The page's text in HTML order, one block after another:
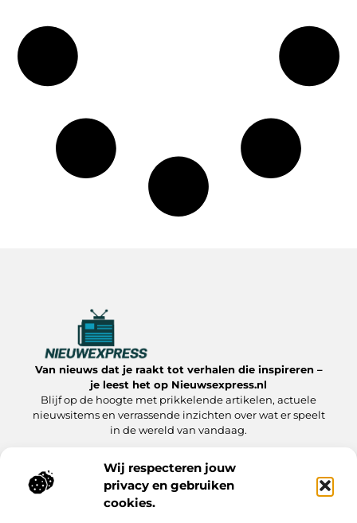
Wij respecteren jouw
privacy en gebruiken
cookies.
Van nieuws dat je raakt tot verhalen die inspireren –
je leest het op Nieuwsexpress.nl
Blijf op de hoogte met prikkelende artikelen, actuele
nieuwsitems en verrassende inzichten over wat er speelt
in de wereld van vandaag.
Onze informatie